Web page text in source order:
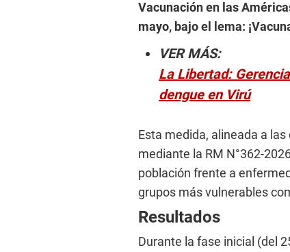
Vacunación en las
mayo, bajo el lema:
VER MÁS:
La Libertad:
dengue en Virú
Esta medida, alineada a
mediante la RM N°362-
población frente a
grupos más vulnerables
Resultados
Durante la fase inicial (del